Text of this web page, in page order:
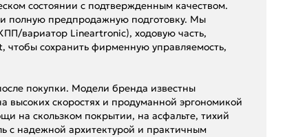
состоянии с подтвержденным качеством.
полную предпродажную подготовку. Мы
вариатор Lineartronic), ходовую часть,
чтобы сохранить фирменную управляемость,
покупки. Модели бренда известны
скоростях и продуманной эргономикой
на скользком покрытии, на асфальте, тихий
с надежной архитектурой и практичным